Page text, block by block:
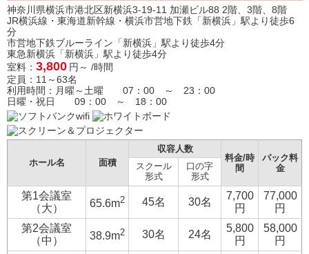
神奈川県横浜市港北区新横浜3-19-11 加瀬ビル88 2階、3階、8階
JR横浜線・東海道新幹線・横浜市営地下鉄「新横浜」駅より徒歩6
分
市営地下鉄ブルーライン「新横浜」駅より徒歩4分
東急新横浜「新横浜」駅より徒歩4分
室料： 3,800 円～ /時間
定員：11～63名
利用時間：月曜～土曜 07：00 ～ 23：00
日曜・祝日 09：00 ～ 18：00
ホール名 面積
収容人数
料金/時
間
パック料
金
スクール
形式
口の字
形式
第1会議室
（大）
65.6m2 45名 30名
7,700
円
77,000
円
第2会議室
（中）
38.9m2 30名 24名
5,800
円
58,000
円